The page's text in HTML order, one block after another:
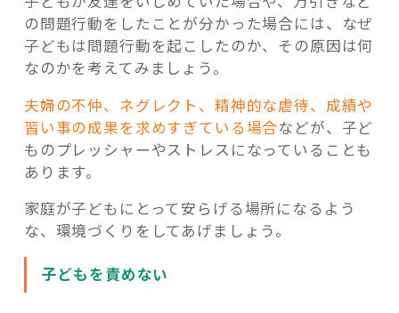
の問題行動をしたことが分かった場合には、なぜ
子どもは問題行動を起こしたのか、その原因は何
なのかを考えてみましょう。
夫婦の不仲、ネグレクト、精神的な虐待、成績や
習い事の成果を求めすぎている場合などが、子ど
ものプレッシャーやストレスになっていることも
あります。
家庭が子どもにとって安らげる場所になるよう
な、環境づくりをしてあげましょう。
子どもを責めない